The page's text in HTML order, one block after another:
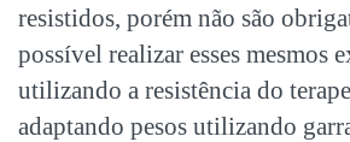
resistidos, porém não são
possível realizar esses mesmos
utilizando a resistência do
adaptando pesos utilizando